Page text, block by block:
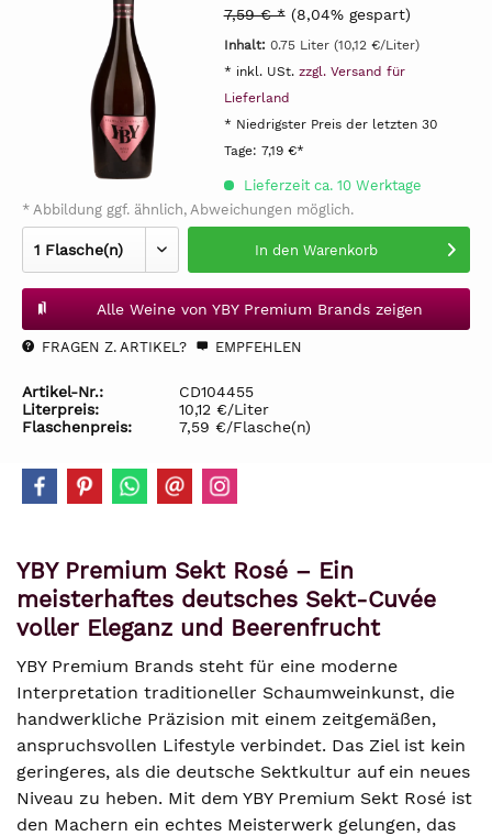
7,59 € * (8,04% gespart)
Inhalt: 0.75 Liter (10,12 €/Liter)
* inkl. USt. zzgl. Versand für
Lieferland
* Niedrigster Preis der letzten 30
Tage: 7,19 €*
Lieferzeit ca. 10 Werktage
* Abbildung ggf. ähnlich, Abweichungen möglich.
In den Warenkorb
Alle Weine von YBY Premium Brands zeigen
FRAGEN Z. ARTIKEL? EMPFEHLEN
Artikel-Nr.:
CD104455
Literpreis:
10,12 €/Liter
Flaschenpreis:
7,59 €/Flasche(n)
YBY Premium Sekt Rosé – Ein
meisterhaftes deutsches Sekt-Cuvée
voller Eleganz und Beerenfrucht
YBY Premium Brands steht für eine moderne
Interpretation traditioneller Schaumweinkunst, die
handwerkliche Präzision mit einem zeitgemäßen,
anspruchsvollen Lifestyle verbindet. Das Ziel ist kein
geringeres, als die deutsche Sektkultur auf ein neues
Niveau zu heben. Mit dem YBY Premium Sekt Rosé ist
den Machern ein echtes Meisterwerk gelungen, das